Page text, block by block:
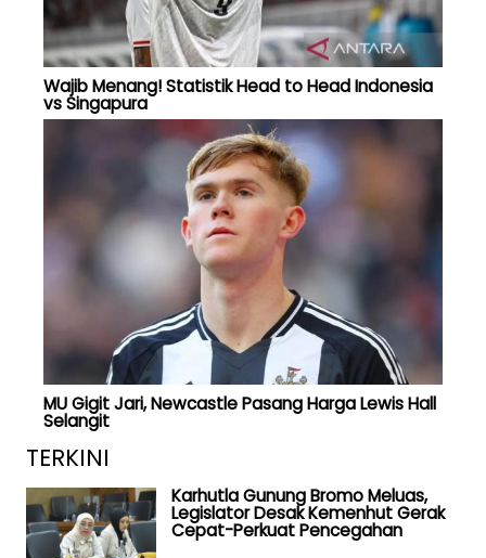
Wajib Menang! Statistik Head to Head Indonesia
vs Singapura
MU Gigit Jari, Newcastle Pasang Harga Lewis Hall
Selangit
TERKINI
Karhutla Gunung Bromo Meluas,
Legislator Desak Kemenhut Gerak
Cepat-Perkuat Pencegahan